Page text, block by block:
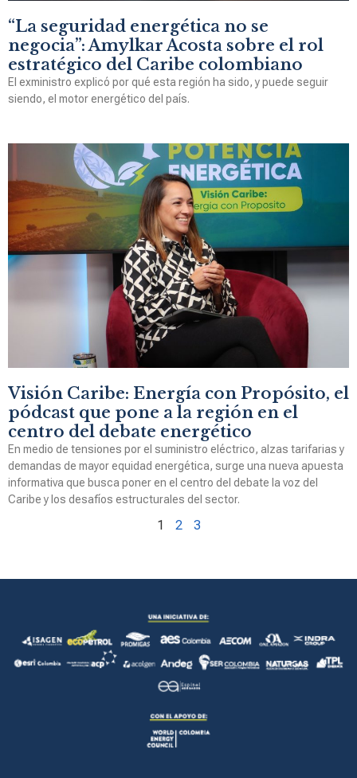
“La seguridad energética no se
negocia”: Amylkar Acosta sobre el rol
estratégico del Caribe colombiano
El exministro explicó por qué esta región ha sido, y puede seguir
siendo, el motor energético del país.
Visión Caribe: Energía con Propósito, el
pódcast que pone a la región en el
centro del debate energético
En medio de tensiones por el suministro eléctrico, alzas tarifarias y
demandas de mayor equidad energética, surge una nueva apuesta
informativa que busca poner en el centro del debate la voz del
Caribe y los desafíos estructurales del sector.
1 2 3